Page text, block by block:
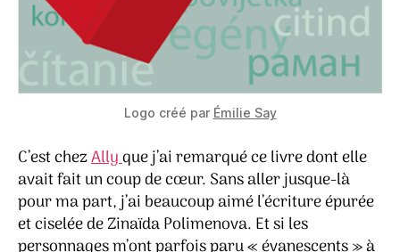
Logo créé par Émilie Say
C’est chezAllyque j’ai remarqué ce livre dont elle
avait fait un coup de cœur. Sans aller jusque-là
pour ma part, j’ai beaucoup aimé l’écriture épurée
et ciselée de Zinaïda Polimenova. Et si les